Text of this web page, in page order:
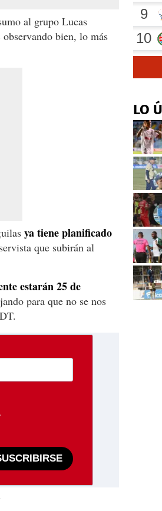
al grupo Lucas
bien, lo más
ya tiene planificado
que subirán al
estarán 25 de
para que no se nos
1
2
3